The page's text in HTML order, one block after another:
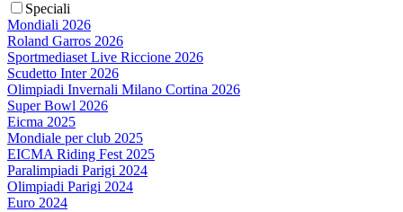
Speciali
Mondiali 2026
Roland Garros 2026
Sportmediaset Live Riccione 2026
Scudetto Inter 2026
Olimpiadi Invernali Milano Cortina 2026
Super Bowl 2026
Eicma 2025
Mondiale per club 2025
EICMA Riding Fest 2025
Paralimpiadi Parigi 2024
Olimpiadi Parigi 2024
Euro 2024